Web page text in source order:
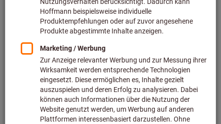
In den Warenkorb
Voraussichtliche Lieferzeit: 2-3 Wochen
Bitte beachten Sie die Lieferzeit und eingeschränkte
Beratung:
Diesen Artikel bestellen wir für Sie direkt beim Hersteller,
da er nicht Bestandteil unseres Hauptsortiments ist und